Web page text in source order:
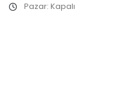
Pazar: Kapalı